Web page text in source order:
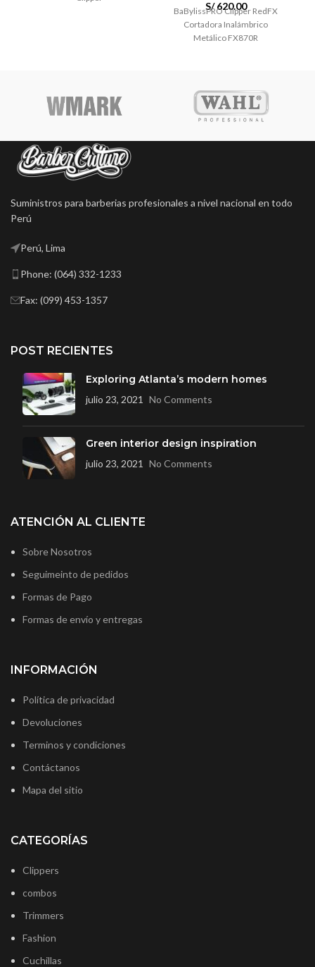
S/620.00
BaBylissPRO Clipper RedFX
Cortadora Inalámbrico
Metálico FX870R
Suministros para barberias profesionales a nivel nacional en todo
Perú
Perú, Lima
Phone: (064) 332-1233
Fax: (099) 453-1357
POST RECIENTES
Exploring Atlanta’s modern homes
julio 23, 2021 No Comments
Green interior design inspiration
julio 23, 2021 No Comments
ATENCIÓN AL CLIENTE
Sobre Nosotros
Seguimeinto de pedidos
Formas de Pago
Formas de envío y entregas
INFORMACIÓN
Política de privacidad
Devoluciones
Terminos y condiciones
Contáctanos
Mapa del sitio
CATEGORÍAS
Clippers
combos
Trimmers
Fashion
Cuchillas